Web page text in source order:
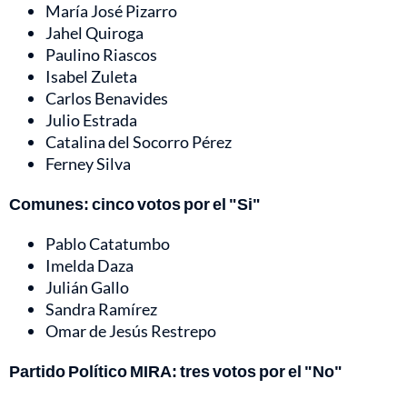
María José Pizarro
Jahel Quiroga
Paulino Riascos
Isabel Zuleta
Carlos Benavides
Julio Estrada
Catalina del Socorro Pérez
Ferney Silva
Comunes: cinco votos por el "Si"
Pablo Catatumbo
Imelda Daza
Julián Gallo
Sandra Ramírez
Omar de Jesús Restrepo
Partido Político MIRA: tres votos por el "No"